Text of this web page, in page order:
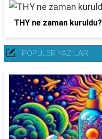
THY ne zaman kuruldu?
POPÜLER YAZILAR